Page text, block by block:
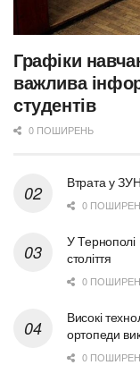
Графіки
важлива
студентів
0 ПОШИРЕНЬ
Втрата у
0
У Тернополі
століття
0
Високі
ортопеди
0